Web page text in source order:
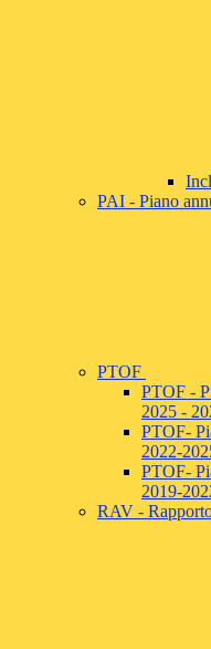
PAI - Piano
PTOF
PTOF -
2025 -
PTOF-
2022-
PTOF-
2019-
RAV -